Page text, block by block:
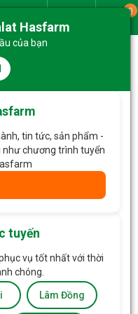
0
Cây Thiết Kế Nồng Ấm 220
Hasfarm
của bạn
tin tức, sản phẩm -
như chương trình tuyển
tuyến
vụ tốt nhất với thời
chóng.
Lâm Đồng